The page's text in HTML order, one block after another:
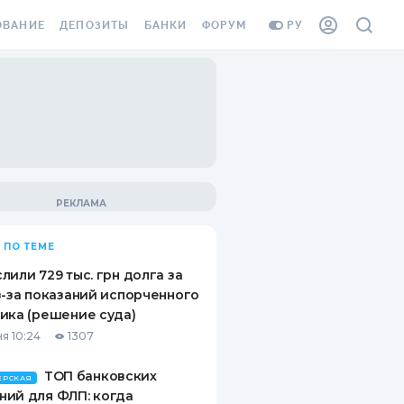
РУ
ВИНЬЕТКА
ОТ
СЛУЧАЕВ
ДЕПОЗИТЫ
ВОПРОСЫ И ОТВЕТЫ
ДЕПОЗИТНЫЙ КАЛЬКУЛЯТОР
ПУТЕВОДИТЕЛИ ПО
СБЕРЕЖЕНИЯМ
БАНКИ ФОРУМ
ПО ТЕМЕ
729 тыс. грн долга за
за показаний испорченного
(решение суда)
10:24 1307
ТОП банковских
для ФЛП: когда